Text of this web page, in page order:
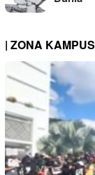
| ZONA KAMPUS